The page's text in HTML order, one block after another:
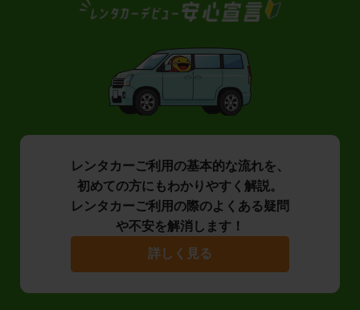
レンタカーご利用の基本的な流れを、
初めての方にもわかりやすく解説。
レンタカーご利用の際のよくある疑問
や不安を解消します！
詳しく見る